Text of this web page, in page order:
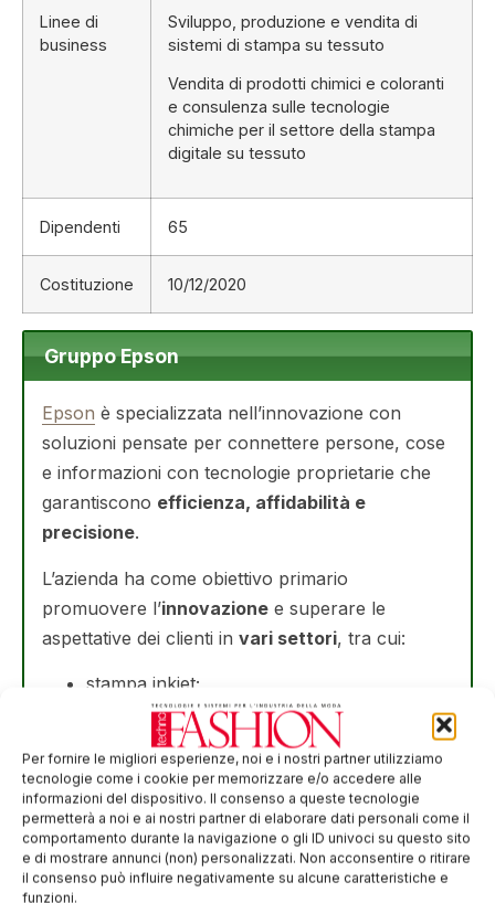
Per fornire le migliori esperienze, noi e i nostri partner utilizziamo
tecnologie come i cookie per memorizzare e/o accedere alle
informazioni del dispositivo. Il consenso a queste tecnologie
permetterà a noi e ai nostri partner di elaborare dati personali come il
comportamento durante la navigazione o gli ID univoci su questo sito
e di mostrare annunci (non) personalizzati. Non acconsentire o ritirare
il consenso può influire negativamente su alcune caratteristiche e
funzioni.
Linee di
business
Sviluppo, produzione e vendita di
sistemi di stampa su tessuto
Vendita di prodotti chimici e coloranti
e consulenza sulle tecnologie
chimiche per il settore della stampa
digitale su tessuto
Dipendenti 65
Costituzione 10/12/2020
Gruppo Epson
Epson è specializzata nell’innovazione con
soluzioni pensate per connettere persone, cose
e informazioni con tecnologie proprietarie che
garantiscono efficienza, affidabilità e
precisione.
L’azienda ha come obiettivo primario
promuovere l’innovazione e superare le
aspettative dei clienti in vari settori, tra cui:
stampa inkjet;
comunicazione visiva;
tecnologia indossabile;
robotica.
Epson è orgogliosa di contribuire alla
realizzazione di unasocietà sostenibilee del
proprio impegno continuativo per la
realizzazione degli